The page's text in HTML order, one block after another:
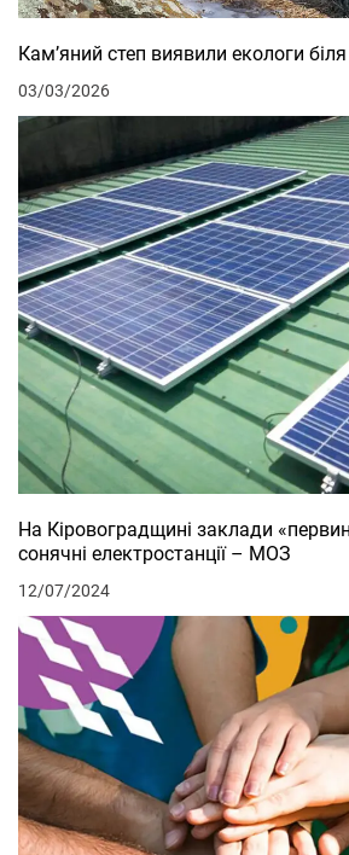
Кам’яний степ виявили екологи
03/03/2026
На Кіровоградщині заклади
сонячні електростанції – МОЗ
12/07/2024